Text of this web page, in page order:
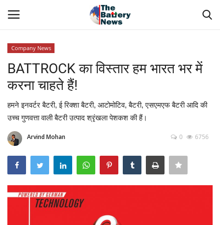
About Us
Technical Presentations
News & Articles
Technical Info
Govt. Affair
Company News
BATTROCK का विस्तार हम भारत भर में
करना चाहते हैं!
हमने इनवर्टर बैटरी, ई रिक्शा बैटरी, आटोमोटिव, बैटरी, एसएमएफ बैटरी आदि की
उच्च गुणवत्ता वाली बैटरी उत्पाद श्रृंखला पेशकश की हैं।
Arvind Mohan 0 6756